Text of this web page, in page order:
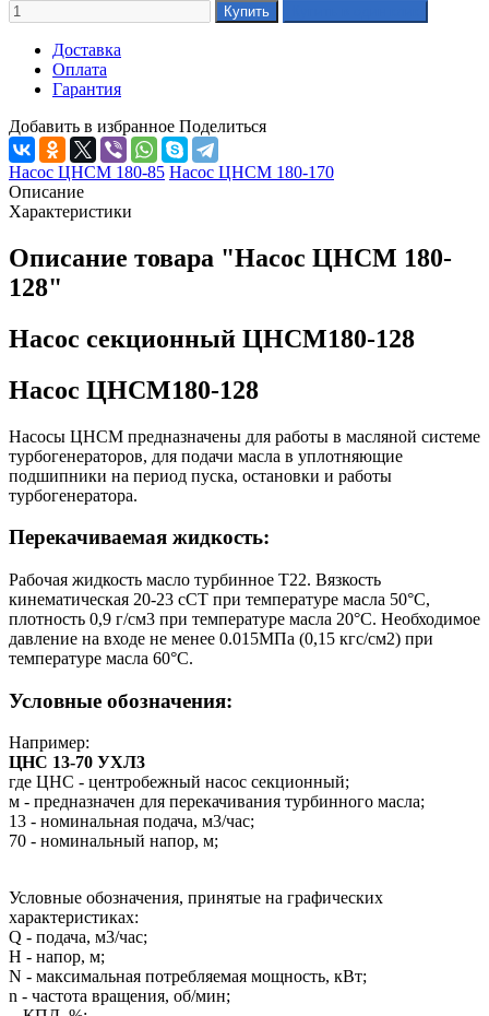
Доставка
Оплата
Гарантия
Добавить в избранное Поделиться
Насос ЦНСМ 180-85 Насос ЦНСМ 180-170
Описание
Характеристики
Описание товара "Насос ЦНСМ 180-
128"
Насос секционный ЦНСМ180-128
Насос ЦНСМ180-128
Насосы ЦНСМ предназначены для работы в масляной системе
турбогенераторов, для подачи масла в уплотняющие
подшипники на период пуска, остановки и работы
турбогенератора.
Перекачиваемая жидкость:
Рабочая жидкость масло турбинное Т22. Вязкость
кинематическая 20-23 сСТ при температуре масла 50°С,
плотность 0,9 г/см3 при температуре масла 20°С. Необходимое
давление на входе не менее 0.015МПа (0,15 кгс/см2) при
температуре масла 60°С.
Условные обозначения:
Например:
ЦНС 13-70 УХЛ3
где ЦНС - центробежный насос секционный;
м - предназначен для перекачивания турбинного масла;
13 - номинальная подача, м3/час;
70 - номинальный напор, м;
Условные обозначения, принятые на графических
характеристиках:
Q - подача, м3/час;
H - напор, м;
N - максимальная потребляемая мощность, кВт;
n - частота вращения, об/мин;